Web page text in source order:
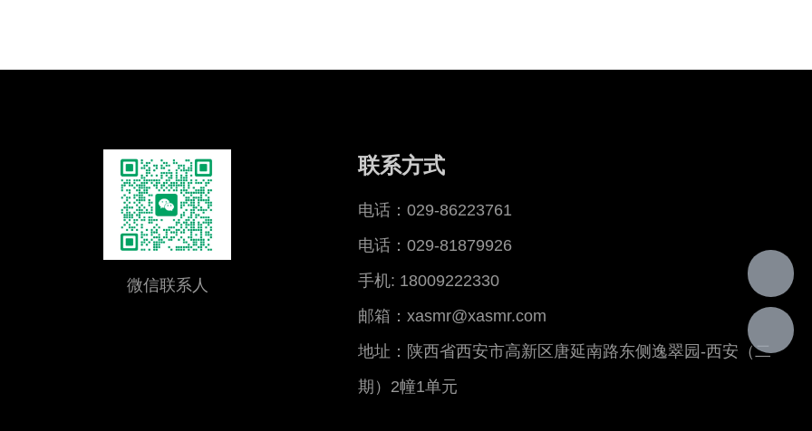
微信联系人
联系方式
电话：029-86223761
电话：029-81879926
手机: 18009222330
邮箱：xasmr@xasmr.com
地址：陕西省西安市高新区唐延南路东侧逸翠园-西安（二
期）2幢1单元